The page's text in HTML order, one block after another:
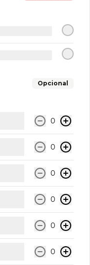
Opcional
0
0
0
0
0
0